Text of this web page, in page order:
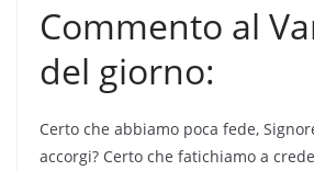
Commento al
del giorno:
Certo che abbiamo poca fede,
accorgi? Certo che fatichiamo a